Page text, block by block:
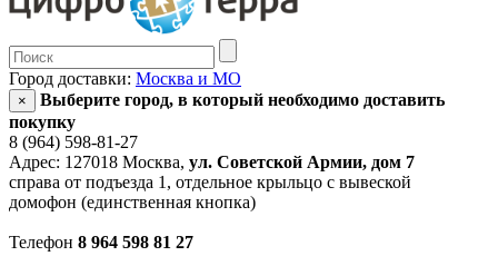
Город доставки: Москва и МО
×
Выберите город, в который необходимо доставить
покупку
8 (964) 598-81-27
Адрес: 127018 Москва, ул. Советской Армии, дом 7
справа от подъезда 1, отдельное крыльцо с вывеской
домофон (единственная кнопка)
Телефон 8 964 598 81 27